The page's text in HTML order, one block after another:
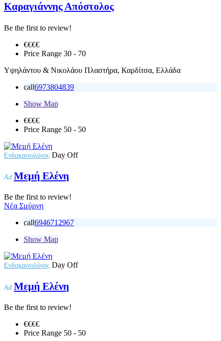
Καραγιάννης Απόστολος
Be the first to review!
€€€€
Price Range 30 - 70
Υψηλάντου & Νικολάου Πλαστήρα, Καρδίτσα, Ελλάδα
call6973804839
Show Map
€€€€
Price Range 50 - 50
Ενδοκρινολόγος Day Off
Ad Μεμή Ελένη
Be the first to review!
Νέα Σμύρνη
call6946712967
Show Map
Ενδοκρινολόγος Day Off
Ad Μεμή Ελένη
Be the first to review!
€€€€
Price Range 50 - 50